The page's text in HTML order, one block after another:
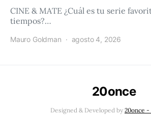
CINE & MATE ¿Cuál es tu serie
tiempos?…
Mauro Goldman agosto 4, 2026
20once
Designed & Developed by 20once -
Conéctacte con